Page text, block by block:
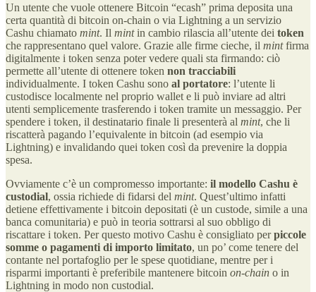
Un utente che vuole ottenere Bitcoin “ecash” prima deposita una
certa quantità di bitcoin on-chain o via Lightning a un servizio
Cashu chiamato mint. Il mintin cambio rilascia all’utente dei token
che rappresentano quel valore. Grazie alle firme cieche, il mintfirma
digitalmente i token senza poter vedere quali sta firmando: ciò
permette all’utente di ottenere token non tracciabili
individualmente. I token Cashu sono al portatore: l’utente li
custodisce localmente nel proprio wallet e li può inviare ad altri
utenti semplicemente trasferendo i token tramite un messaggio. Per
spendere i token, il destinatario finale li presenterà al mint, che li
riscatterà pagando l’equivalente in bitcoin (ad esempio via
Lightning) e invalidando quei token così da prevenire la doppia
spesa.
Ovviamente c’è un compromesso importante: il modello Cashu è
custodial, ossia richiede di fidarsi del mint. Quest’ultimo infatti
detiene effettivamente i bitcoin depositati (è un custode, simile a una
banca comunitaria) e può in teoria sottrarsi al suo obbligo di
riscattare i token. Per questo motivo Cashu è consigliato perpiccole
somme o pagamenti di importo limitato, un po’ come tenere del
contante nel portafoglio per le spese quotidiane, mentre per i
risparmi importanti è preferibile mantenere bitcoin on-chain o in
Lightning in modo non custodial.